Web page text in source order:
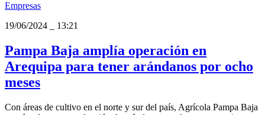
Empresas
19/06/2024
13:21
Pampa Baja amplía operación en
Arequipa para tener arándanos por ocho
meses
Con áreas de cultivo en el norte y sur del país, Agrícola Pampa Baja